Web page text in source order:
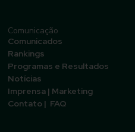
Comunicação
Comunicados
Rankings
Programas e Resultados
Notícias
Imprensa | Marketing
Contato | FAQ